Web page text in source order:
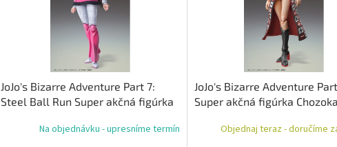
JoJo's Bizarre Adventure Part 7:
Steel Ball Run Super akčná figúrka
Na objednávku - upresníme termín
JoJo's Bizarre Adventure
Super akčná figúrka
Objednaj teraz - doručíme